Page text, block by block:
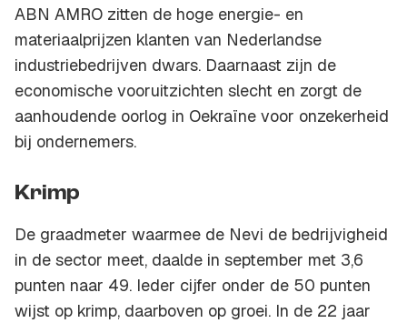
ABN AMRO zitten de hoge energie- en
materiaalprijzen klanten van Nederlandse
industriebedrijven dwars. Daarnaast zijn de
economische vooruitzichten slecht en zorgt de
aanhoudende oorlog in Oekraïne voor onzekerheid
bij ondernemers.
Krimp
De graadmeter waarmee de Nevi de bedrijvigheid
in de sector meet, daalde in september met 3,6
punten naar 49. Ieder cijfer onder de 50 punten
wijst op krimp, daarboven op groei. In de 22 jaar